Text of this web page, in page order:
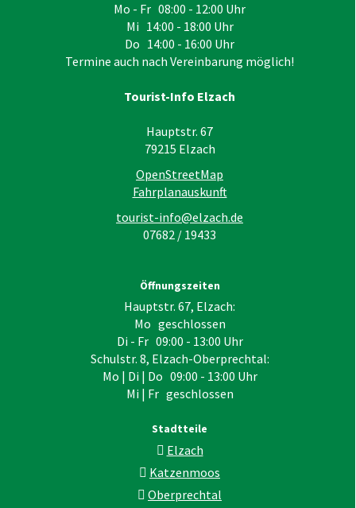
Mo - Fr 08:00 - 12:00 Uhr
Mi 14:00 - 18:00 Uhr
Do 14:00 - 16:00 Uhr
Termine auch nach Vereinbarung möglich!
Tourist-Info Elzach
Hauptstr. 67
79215 Elzach
OpenStreetMap
Fahrplanauskunft
tourist-info@elzach.de
07682 / 19433
Öffnungszeiten
Hauptstr. 67, Elzach:
Mo geschlossen
Di - Fr 09:00 - 13:00 Uhr
Schulstr. 8, Elzach-Oberprechtal:
Mo | Di | Do 09:00 - 13:00 Uhr
Mi | Fr geschlossen
Stadtteile
Elzach
Katzenmoos
Oberprechtal